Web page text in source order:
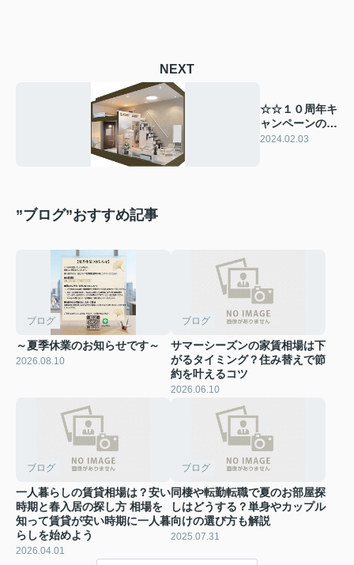
NEXT
☆☆１０周年キ
ャンペーンのお
知らせ☆☆
2024.02.03
”ブログ”おすすめ記事
ブログ
～夏季休業のお知らせです～
2026.08.10
ブログ
サマーシーズンの家賃相場は下
がるタイミング？住み替えで節
約を叶えるコツ
2026.06.10
ブログ
一人暮らしの賃貸相場は？安い
時期と春入居の探し方 相場を
知って賃貸が安い時期に一人暮
らしを始めよう
2026.04.01
ブログ
同棲や転勤転職で夏のお部屋探
しはどうする？単身やカップル
向けの選び方も解説
2025.07.31